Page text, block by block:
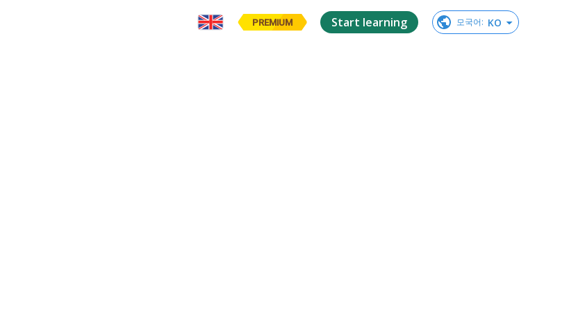
PREMIUM Start learning 모국어: KO